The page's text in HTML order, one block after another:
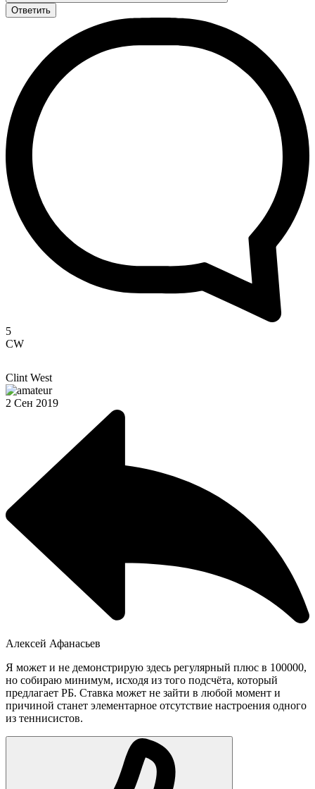
Ответить
5
CW
Clint West
2 Сен 2019
Алексей Афанасьев
Я может и не демонстрирую здесь регулярный плюс в 100000,
но собираю минимум, исходя из того подсчёта, который
предлагает РБ. Ставка может не зайти в любой момент и
причиной станет элементарное отсутствие настроения одного
из теннисистов.